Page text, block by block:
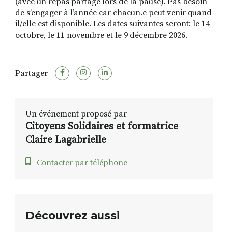
de s’engager à l’année car chacun.e peut venir quand
il/elle est disponible. Les dates suivantes seront: le 14
octobre, le 11 novembre et le 9 décembre 2026.
Partager
Un événement proposé par
Citoyens Solidaires et formatrice
Claire Lagabrielle
Contacter par téléphone
Découvrez aussi